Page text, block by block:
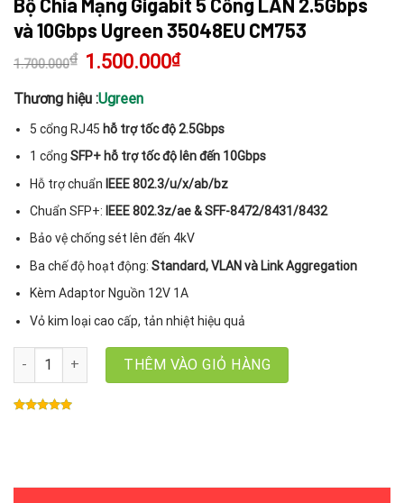
và 10Gbps Ugreen 35048EU CM753
1.700.000₫
Giá
gốc
1.700.000₫.
1.500.000₫Giá
hiện
Thương hiệu :Ugreen
5 cổng RJ45 hỗ trợ tốc độ 2.5Gbps
1 cổngSFP+ hỗ trợ tốc độ lên đến 10Gbps
Hỗ trợ chuẩn IEEE 802.3/u/x/ab/bz
Chuẩn SFP+: IEEE 802.3z/ae & SFF-8472/8431/8432
Bảo vệ chống sét lên đến 4kV
Ba chế độ hoạt động:Standard, VLAN và Link Aggregation
Kèm Adaptor Nguồn 12V 1A
Vỏ kim loại cao cấp, tản nhiệt hiệu quả
Bộ Chia Mạng Gigabit 5 Cổng LAN 2.5Gbps và 10Gbps Ugreen
THÊM VÀO GIỎ HÀNG